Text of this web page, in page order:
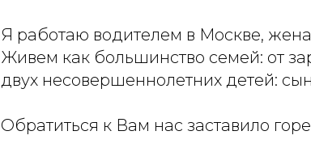
Я работаю водителем в Москве,
Живем как большинство семей: от
двух несовершеннолетних детей:
Обратиться к Вам нас заставило